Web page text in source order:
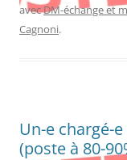
avecDM-échange et
Cagnoni.
Un-e chargé-
(poste à 80-